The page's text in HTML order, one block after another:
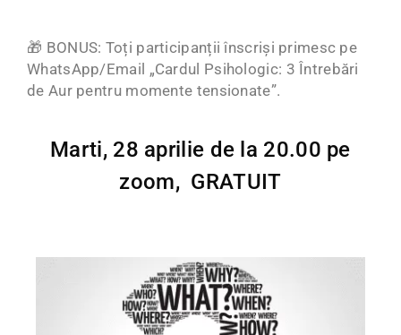
🎁 BONUS: Toți participanții înscriși primesc pe
WhatsApp/Email „Cardul Psihologic: 3 Întrebări
de Aur pentru momente tensionate”.
Marti, 28 aprilie de la 20.00 pe
zoom, GRATUIT